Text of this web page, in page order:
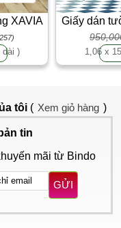
XAVIA
dài )
Giấy dán
1,06 x
tôi ( Xem giỏ hàng )
tin
mãi từ Bindo
GỬI